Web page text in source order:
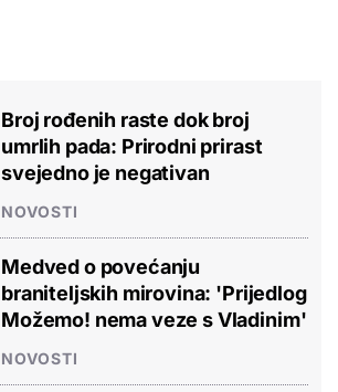
Broj rođenih raste dok broj
umrlih pada: Prirodni prirast
svejedno je negativan
NOVOSTI
Medved o povećanju
braniteljskih mirovina: 'Prijedlog
Možemo! nema veze s Vladinim'
NOVOSTI